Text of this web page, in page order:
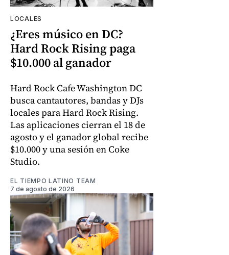
LOCALES
¿Eres músico en DC?
Hard Rock Rising paga
$10.000 al ganador
Hard Rock Cafe Washington DC
busca cantautores, bandas y DJs
locales para Hard Rock Rising.
Las aplicaciones cierran el 18 de
agosto y el ganador global recibe
$10.000 y una sesión en Coke
Studio.
EL TIEMPO LATINO TEAM
7 de agosto de 2026